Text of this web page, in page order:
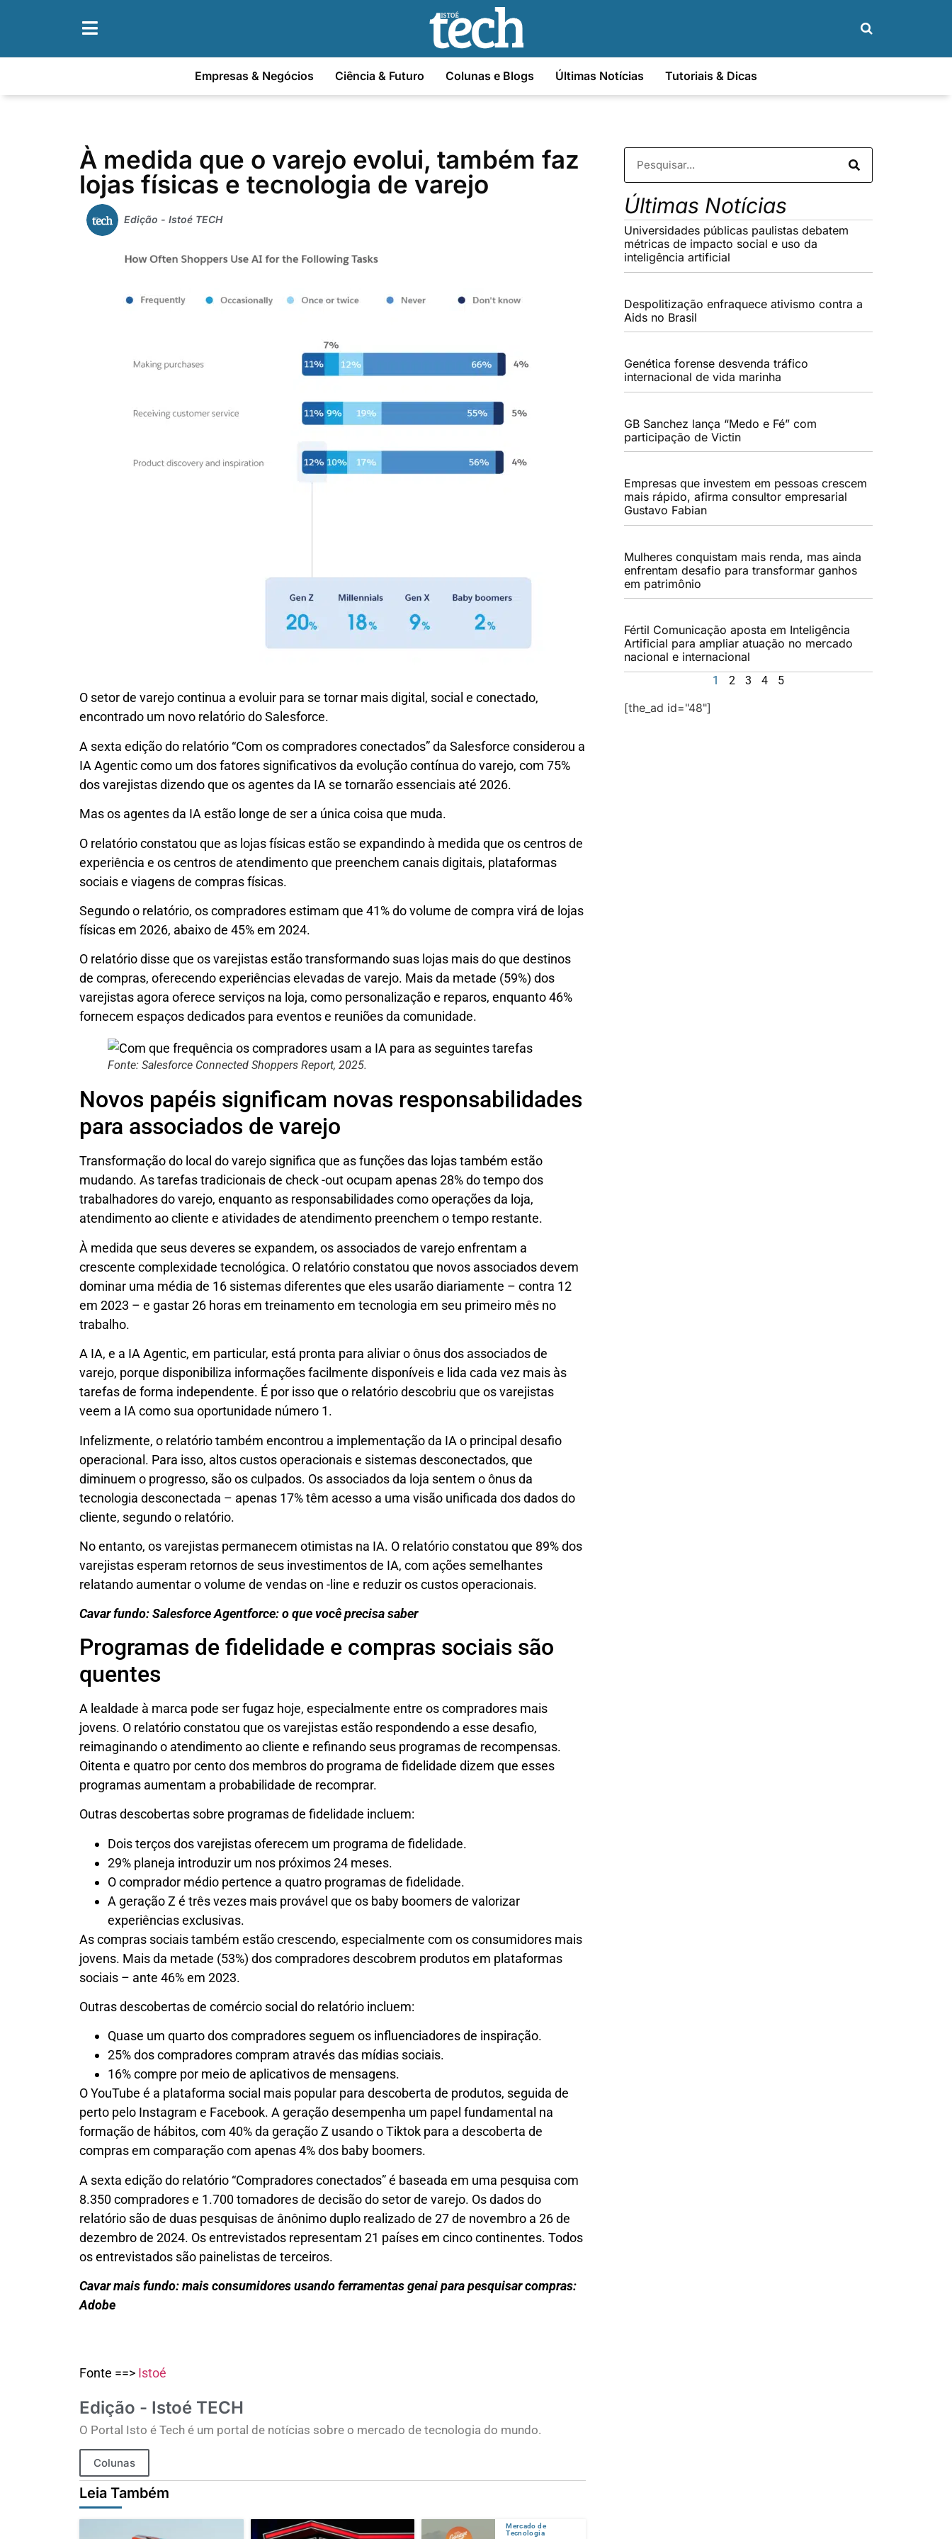
Empresas & Negócios Ciência & Futuro Colunas e Blogs Últimas Notícias Tutoriais & Dicas
À medida que o varejo evolui, também faz
lojas físicas e tecnologia de varejo
Edição - Istoé TECH
O setor de varejo continua a evoluir para se tornar mais digital, social e conectado,
encontrado um novo relatório do Salesforce.
A sexta edição do relatório “Com os compradores conectados” da Salesforce considerou a
IA Agentic como um dos fatores significativos da evolução contínua do varejo, com 75%
dos varejistas dizendo que os agentes da IA ​​se tornarão essenciais até 2026.
Mas os agentes da IA ​​estão longe de ser a única coisa que muda.
O relatório constatou que as lojas físicas estão se expandindo à medida que os centros de
experiência e os centros de atendimento que preenchem canais digitais, plataformas
sociais e viagens de compras físicas.
Segundo o relatório, os compradores estimam que 41% do volume de compra virá de lojas
físicas em 2026, abaixo de 45% em 2024.
O relatório disse que os varejistas estão transformando suas lojas mais do que destinos
de compras, oferecendo experiências elevadas de varejo. Mais da metade (59%) dos
varejistas agora oferece serviços na loja, como personalização e reparos, enquanto 46%
fornecem espaços dedicados para eventos e reuniões da comunidade.
Fonte: Salesforce Connected Shoppers Report, 2025.
Novos papéis significam novas responsabilidades
para associados de varejo
Transformação do local do varejo significa que as funções das lojas também estão
mudando. As tarefas tradicionais de check -out ocupam apenas 28% do tempo dos
trabalhadores do varejo, enquanto as responsabilidades como operações da loja,
atendimento ao cliente e atividades de atendimento preenchem o tempo restante.
À medida que seus deveres se expandem, os associados de varejo enfrentam a
crescente complexidade tecnológica. O relatório constatou que novos associados devem
dominar uma média de 16 sistemas diferentes que eles usarão diariamente – contra 12
em 2023 – e gastar 26 horas em treinamento em tecnologia em seu primeiro mês no
trabalho.
A IA, e a IA Agentic, em particular, está pronta para aliviar o ônus dos associados de
varejo, porque disponibiliza informações facilmente disponíveis e lida cada vez mais às
tarefas de forma independente. É por isso que o relatório descobriu que os varejistas
veem a IA como sua oportunidade número 1.
Infelizmente, o relatório também encontrou a implementação da IA ​​o principal desafio
operacional. Para isso, altos custos operacionais e sistemas desconectados, que
diminuem o progresso, são os culpados. Os associados da loja sentem o ônus da
tecnologia desconectada – apenas 17% têm acesso a uma visão unificada dos dados do
cliente, segundo o relatório.
No entanto, os varejistas permanecem otimistas na IA. O relatório constatou que 89% dos
varejistas esperam retornos de seus investimentos de IA, com ações semelhantes
relatando aumentar o volume de vendas on -line e reduzir os custos operacionais.
Cavar fundo: Salesforce Agentforce: o que você precisa saber
Programas de fidelidade e compras sociais são
quentes
A lealdade à marca pode ser fugaz hoje, especialmente entre os compradores mais
jovens. O relatório constatou que os varejistas estão respondendo a esse desafio,
reimaginando o atendimento ao cliente e refinando seus programas de recompensas.
Oitenta e quatro por cento dos membros do programa de fidelidade dizem que esses
programas aumentam a probabilidade de recomprar.
Outras descobertas sobre programas de fidelidade incluem:
Dois terços dos varejistas oferecem um programa de fidelidade.
29% planeja introduzir um nos próximos 24 meses.
O comprador médio pertence a quatro programas de fidelidade.
A geração Z é três vezes mais provável que os baby boomers de valorizar
experiências exclusivas.
As compras sociais também estão crescendo, especialmente com os consumidores mais
jovens. Mais da metade (53%) dos compradores descobrem produtos em plataformas
sociais – ante 46% em 2023.
Outras descobertas de comércio social do relatório incluem:
Quase um quarto dos compradores seguem os influenciadores de inspiração.
25% dos compradores compram através das mídias sociais.
16% compre por meio de aplicativos de mensagens.
O YouTube é a plataforma social mais popular para descoberta de produtos, seguida de
perto pelo Instagram e Facebook. A geração desempenha um papel fundamental na
formação de hábitos, com 40% da geração Z usando o Tiktok para a descoberta de
compras em comparação com apenas 4% dos baby boomers.
A sexta edição do relatório “Compradores conectados” é baseada em uma pesquisa com
8.350 compradores e 1.700 tomadores de decisão do setor de varejo. Os dados do
relatório são de duas pesquisas de ânônimo duplo realizado de 27 de novembro a 26 de
dezembro de 2024. Os entrevistados representam 21 países em cinco continentes. Todos
os entrevistados são painelistas de terceiros.
Cavar mais fundo: mais consumidores usando ferramentas genai para pesquisar compras:
Adobe
Fonte ==> Istoé
Edição - Istoé TECH
O Portal Isto é Tech é um portal de notícias sobre o mercado de tecnologia do mundo.
Colunas
Leia Também
Mercado de
Tecnologia
Últimas Notícias
Universidades públicas paulistas debatem
métricas de impacto social e uso da
inteligência artificial
Despolitização enfraquece ativismo contra a
Aids no Brasil
Genética forense desvenda tráfico
internacional de vida marinha
GB Sanchez lança “Medo e Fé” com
participação de Victin
Empresas que investem em pessoas crescem
mais rápido, afirma consultor empresarial
Gustavo Fabian
Mulheres conquistam mais renda, mas ainda
enfrentam desafio para transformar ganhos
em patrimônio
Fértil Comunicação aposta em Inteligência
Artificial para ampliar atuação no mercado
nacional e internacional
1 2 3 4 5
[the_ad id="48"]